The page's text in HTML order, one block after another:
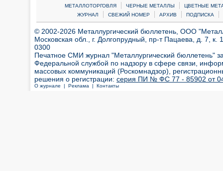
МЕТАЛЛОТОРГОВЛЯ | ЧЕРНЫЕ МЕТАЛЛЫ |
ЦВЕТНЫЕ
ЖУРНАЛ
| СВЕЖИЙ НОМЕР | АРХИВ | ПОДПИСКА |
© 2002-2026 Металлургический бюллетень, ООО
Московская обл., г. Долгопрудный, пр-т Пацаева, д. 7,
0300
Печатное СМИ журнал "Металлургический бюллетень"
Федеральной службой по надзору в сфере связи,
массовых коммуникаций (Роскомнадзор),
решения о регистрации: серия ПИ № ФС 77 - 85902 от 04
О журнале | Реклама | Контакты